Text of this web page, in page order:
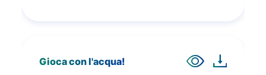
Gioca con l'acqua!